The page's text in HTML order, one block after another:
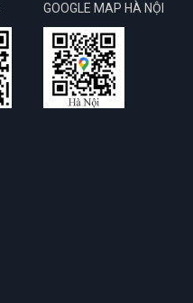
GOOGLE MAP HÀ NỘI